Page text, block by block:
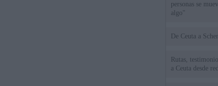
personas se
algo"
De
Rutas,
a Ceuta desde